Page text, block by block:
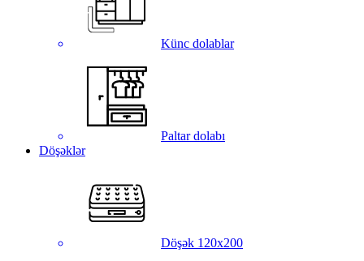
Künc dolablar
Paltar dolabı
Döşəklər
Döşək 120x200